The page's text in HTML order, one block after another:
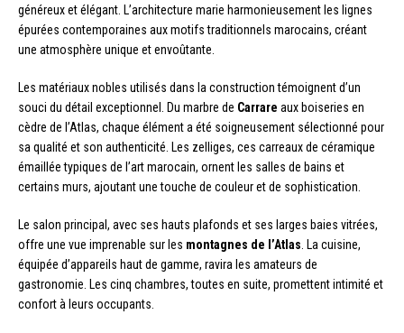
généreux et élégant. L’architecture marie harmonieusement les lignes
épurées contemporaines aux motifs traditionnels marocains, créant
une atmosphère unique et envoûtante.
Les matériaux nobles utilisés dans la construction témoignent d’un
souci du détail exceptionnel. Du marbre de Carrare aux boiseries en
cèdre de l’Atlas, chaque élément a été soigneusement sélectionné pour
sa qualité et son authenticité. Les zelliges, ces carreaux de céramique
émaillée typiques de l’art marocain, ornent les salles de bains et
certains murs, ajoutant une touche de couleur et de sophistication.
Le salon principal, avec ses hauts plafonds et ses larges baies vitrées,
offre une vue imprenable sur les montagnes de l’Atlas . La cuisine,
équipée d’appareils haut de gamme, ravira les amateurs de
gastronomie. Les cinq chambres, toutes en suite, promettent intimité et
confort à leurs occupants.